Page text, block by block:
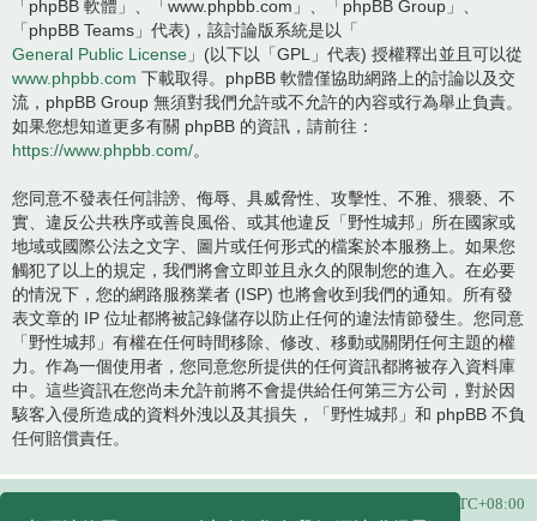
「phpBB 軟體」、「www.phpbb.com」、「phpBB Group」、
「phpBB Teams」代表)，該討論版系統是以「
General Public License 」(以下以「GPL」代表) 授權釋出並且可以從
www.phpbb.com 下載取得。phpBB 軟體僅協助網路上的討論以及交
流，phpBB Group 無須對我們允許或不允許的內容或行為舉止負責。
如果您想知道更多有關 phpBB 的資訊，請前往：
https://www.phpbb.com/。
您同意不發表任何誹謗、侮辱、具威脅性、攻擊性、不雅、猥褻、不
實、違反公共秩序或善良風俗、或其他違反「野性城邦」所在國家或
地域或國際公法之文字、圖片或任何形式的檔案於本服務上。如果您
觸犯了以上的規定，我們將會立即並且永久的限制您的進入。在必要
的情況下，您的網路服務業者 (ISP) 也將會收到我們的通知。所有發
表文章的 IP 位址都將被記錄儲存以防止任何的違法情節發生。您同意
「野性城邦」有權在任何時間移除、修改、移動或關閉任何主題的權
力。作為一個使用者，您同意您所提供的任何資訊都將被存入資料庫
中。這些資訊在您尚未允許前將不會提供給任何第三方公司，對於因
駭客入侵所造成的資料外洩以及其損失，「野性城邦」和 phpBB 不負
任何賠償責任。
UTC+08:00